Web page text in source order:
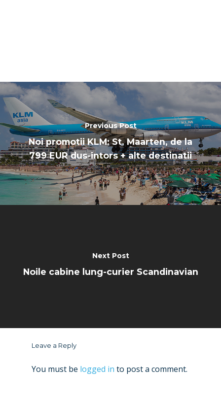
Previous Post
Noi promotii KLM: St. Maarten, de la
799 EUR dus-intors + alte destinatii
Next Post
Noile cabine lung-curier Scandinavian
Leave a Reply
You must be logged in to post a comment.